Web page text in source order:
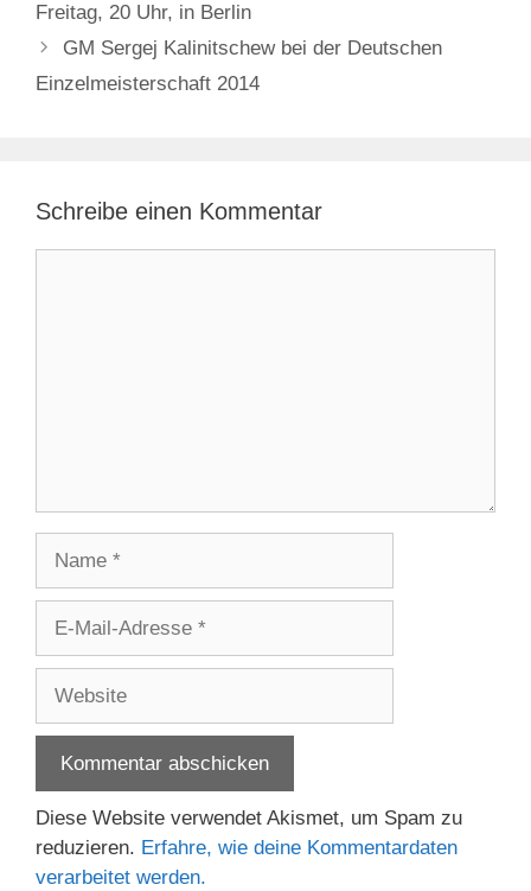
Freitag, 20 Uhr, in Berlin
GM Sergej Kalinitschew bei der Deutschen
Einzelmeisterschaft 2014
Schreibe einen Kommentar
Adresse
Diese Website verwendet Akismet, um Spam zu
reduzieren. Erfahre, wie deine Kommentardaten
verarbeitet werden.